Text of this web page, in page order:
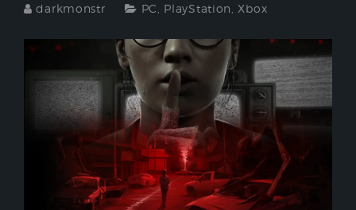
darkmonstr PC PlayStation Xbox